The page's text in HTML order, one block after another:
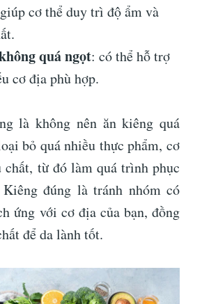
cơ thể duy trì độ ẩm và
quá ngọt: có thể hỗ trợ
cơ địa phù hợp.
là không nên ăn kiêng quá
bỏ quá nhiều thực phẩm, cơ
chất, từ đó làm quá trình phục
đúng là tránh nhóm có
ứng với cơ địa của bạn, đồng
để da lành tốt.